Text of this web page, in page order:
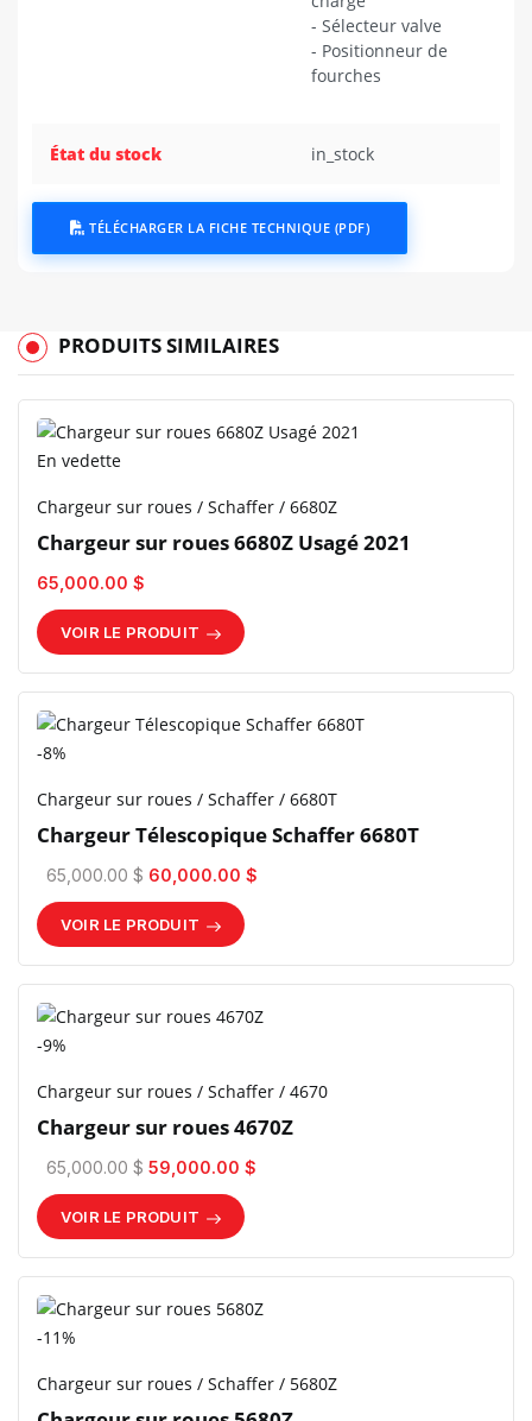
- Sélecteur valve
- Positionneur de
fourches
État du stock in_stock
TÉLÉCHARGER LA FICHE TECHNIQUE (PDF)
PRODUITS SIMILAIRES
En vedette
Chargeur sur roues / Schaffer / 6680Z
Chargeur sur roues 6680Z Usagé 2021
65,000.00 $
VOIR LE PRODUIT
-8%
Chargeur sur roues / Schaffer / 6680T
Chargeur Télescopique Schaffer 6680T
65,000.00 $ 60,000.00 $
VOIR LE PRODUIT
-9%
Chargeur sur roues / Schaffer / 4670
Chargeur sur roues 4670Z
65,000.00 $ 59,000.00 $
VOIR LE PRODUIT
-11%
Chargeur sur roues / Schaffer / 5680Z